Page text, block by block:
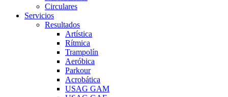
Circulares
Servicios
Resultados
Artística
Rítmica
Trampolín
Aeróbica
Parkour
Acrobática
USAG GAM